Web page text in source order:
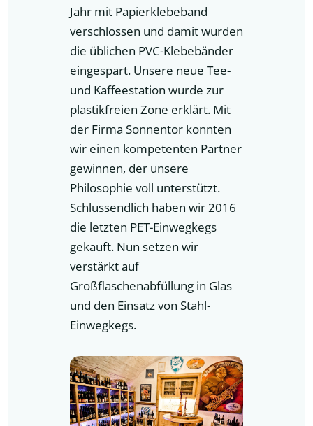
Jahr mit Papierklebeband
verschlossen und damit wurden
die üblichen PVC-Klebebänder
eingespart. Unsere neue Tee-
und Kaffeestation wurde zur
plastikfreien Zone erklärt. Mit
der Firma Sonnentor konnten
wir einen kompetenten Partner
gewinnen, der unsere
Philosophie voll unterstützt.
Schlussendlich haben wir 2016
die letzten PET-Einwegkegs
gekauft. Nun setzen wir
verstärkt auf
Großflaschenabfüllung in Glas
und den Einsatz von Stahl-
Einwegkegs.